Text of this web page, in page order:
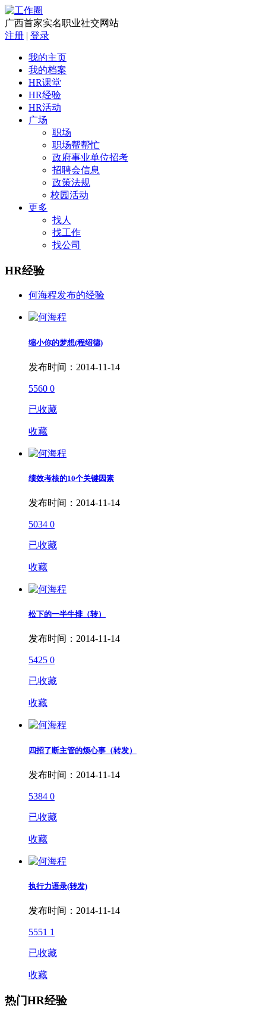
广西首家实名职业社交网站
注册 | 登录
我的主页
我的档案
HR课堂
HR经验
HR活动
广场
职场
职场帮帮忙
政府事业单位招考
招聘会信息
政策法规
校园活动
更多
找人
找工作
找公司
HR经验
何海程发布的经验
缩小你的梦想(程绍德)
发布时间：2014-11-14
5560 0
已收藏
收藏
绩效考核的10个关键因素
发布时间：2014-11-14
5034 0
已收藏
收藏
松下的一半牛排（转）
发布时间：2014-11-14
5425 0
已收藏
收藏
四招了断主管的烦心事（转发）
发布时间：2014-11-14
5384 0
已收藏
收藏
执行力语录(转发)
发布时间：2014-11-14
5551 1
已收藏
收藏
热门HR经验